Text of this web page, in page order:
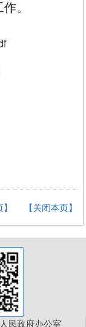
。
【关闭本页】
民政府办公室